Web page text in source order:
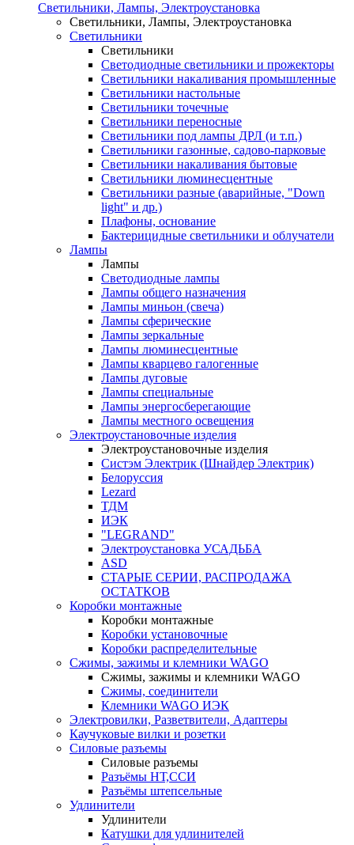
Светильники, Лампы, Электроустановка
Светильники, Лампы, Электроустановка
Светильники
Светильники
Светодиодные светильники и прожекторы
Светильники накаливания промышленные
Светильники настольные
Светильники точечные
Светильники переносные
Светильники под лампы ДРЛ (и т.п.)
Светильники газонные, садово-парковые
Светильники накаливания бытовые
Светильники люминесцентные
Светильники разные (аварийные, "Down
light" и др.)
Плафоны, основание
Бактерицидные светильники и облучатели
Лампы
Лампы
Светодиодные лампы
Лампы общего назначения
Лампы миньон (свеча)
Лампы сферические
Лампы зеркальные
Лампы люминесцентные
Лампы кварцево галогенные
Лампы дуговые
Лампы специальные
Лампы энергосберегающие
Лампы местного освещения
Электроустановочные изделия
Электроустановочные изделия
Систэм Электрик (Шнайдер Электрик)
Белоруссия
Lezard
ТДМ
ИЭК
"LEGRAND"
Электроустановка УСАДЬБА
ASD
СТАРЫЕ СЕРИИ, РАСПРОДАЖА
ОСТАТКОВ
Коробки монтажные
Коробки монтажные
Коробки установочные
Коробки распределительные
Сжимы, зажимы и клемники WAGO
Сжимы, зажимы и клемники WAGO
Сжимы, соединители
Клемники WAGO ИЭК
Электровилки, Разветвители, Адаптеры
Каучуковые вилки и розетки
Силовые разъемы
Силовые разъемы
Разъёмы НТ,ССИ
Разъёмы штепсельные
Удлинители
Удлинители
Катушки для удлинителей